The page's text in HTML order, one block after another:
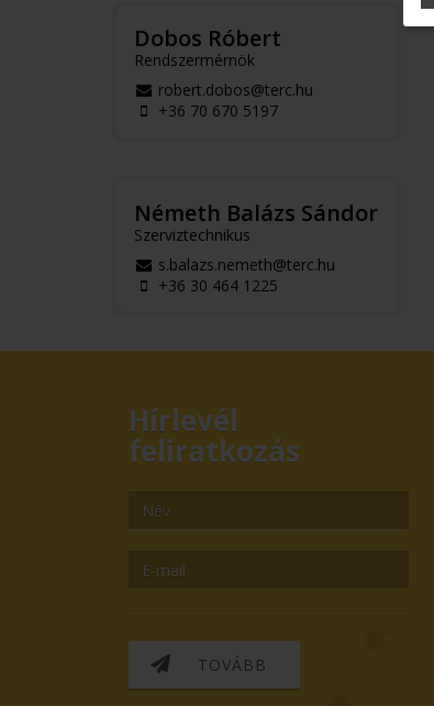
Dobos Róbert
Rendszermérnök
robert.dobos@terc.hu
+36 70 670 5197
Németh Balázs Sándor
Szerviztechnikus
s.balazs.nemeth@terc.hu
+36 30 464 1225
Hírlevél
feliratkozás
TOVÁBB